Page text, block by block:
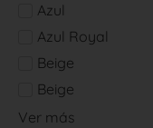
Azul
Azul Royal
Beige
Beige
Ver más